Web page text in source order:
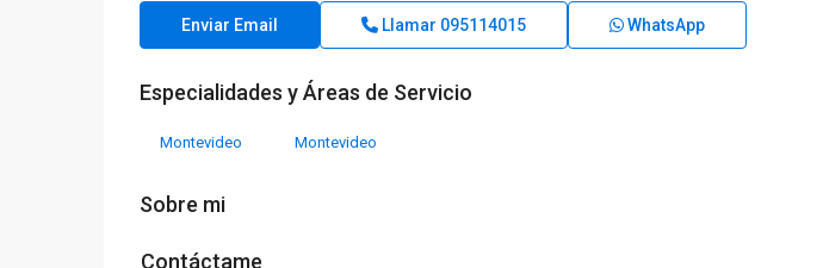
Enviar Email Llamar 095114015 WhatsApp
Especialidades y Áreas de Servicio
Montevideo Montevideo
Sobre mi
Contáctame